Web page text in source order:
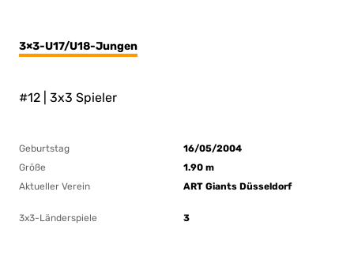
3×3-U17/U18-Jungen
#12 | 3x3 Spieler
Geburtstag
16/05/2004
Größe
1.90 m
Aktueller Verein
ART Giants Düsseldorf
3x3-Länderspiele 3